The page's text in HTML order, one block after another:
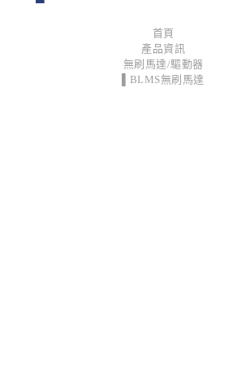
首頁
產品資訊
無刷馬達/驅動器
▌BLMS無刷馬達